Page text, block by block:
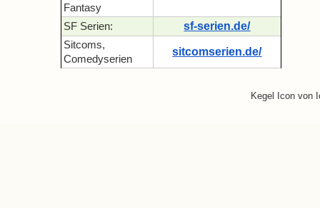
Fantasy
SF Serien: sf-serien.de/
Sitcoms,
Comedyserien
sitcomserien.de/
Kegel Icon von